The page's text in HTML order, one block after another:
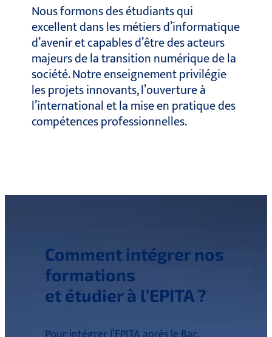
Nous formons des étudiants qui
excellent dans les métiers d’informatique
d’avenir et capables d’être des acteurs
majeurs de la transition numérique de la
société. Notre enseignement privilégie
les projets innovants, l’ouverture à
l’international et la mise en pratique des
compétences professionnelles.
Comment intégrer nos
formations
et étudier à l’EPITA ?